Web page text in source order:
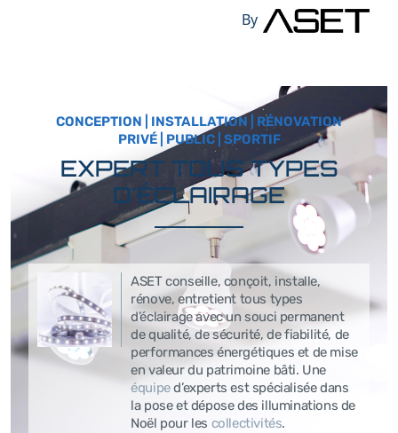
By
CONCEPTION | INSTALLATION | RÉNOVATION
PRIVÉ | PUBLIC | SPORTIF
EXPERT TOUS TYPES
D'ÉCLAIRAGE
ASET conseille, conçoit, installe,
rénove, entretient tous types
d’éclairage avec un souci permanent
de qualité, de sécurité, de fiabilité, de
performances énergétiques et de mise
en valeur du patrimoine bâti. Une
équiped’experts est spécialisée dans
la pose et dépose des illuminations de
Noël pour les collectivités.